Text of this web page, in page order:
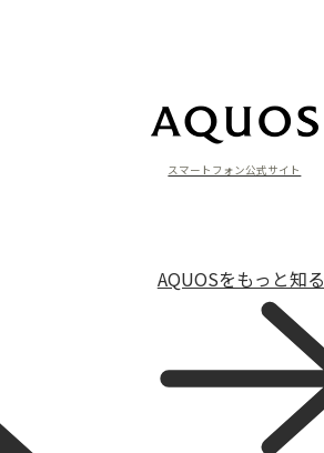
スマートフォン公式サイト
AQUOSをもっと知る